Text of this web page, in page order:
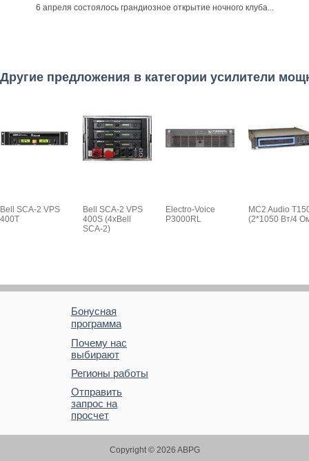
6 апреля состоялось грандиозное открытие ночного клуба...
Другие предложения в категории усилители
Bell SCA-2 VPS
400T
Bell SCA-2 VPS
400S (4хBell
SCA-2)
Electro-Voice
P3000RL
MC2 Audio
(2*1050 Вт/4
Бонусная
программа
Почему нас
выбирают
Регионы работы
Отправить
запрос на
просчет
Copyright © 2026 ABPG